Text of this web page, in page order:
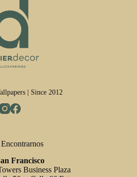
| Since 2012
Francisco
Business Plaza